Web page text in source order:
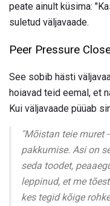
peate ainult küsima:
suletud väljavaade.
Peer Pressure
See sobib hästi
hoiavad teid eemal, et
Kui väljavaade püüab
"Mõistan teie muret
pakkumise. Asi on
seda toodet,
leppinud, et me
kes tegid kõige